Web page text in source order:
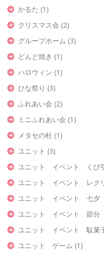
かるた (1)
クリスマス会 (2)
グループホーム (3)
どんど焼き (1)
ハロウィン (1)
ひな祭り (3)
ふれあい会 (2)
ミニふれあい会 (1)
メタセの杜 (1)
ユニット (3)
ユニット イベント くび
ユニット イベント レク
ユニット イベント 七夕
ユニット イベント 節分
ユニット イベント 駄菓
ユニット ゲーム (1)